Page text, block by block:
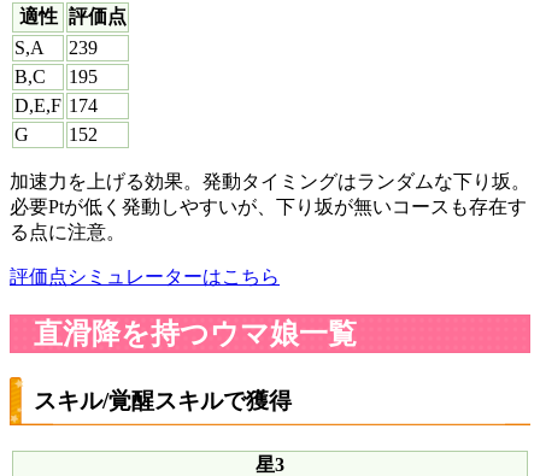
適性 評価点
S,A
239
B,C
195
D,E,F 174
G
152
加速力を上げる効果。発動タイミングはランダムな下り坂。
必要Ptが低く発動しやすいが、下り坂が無いコースも存在す
る点に注意。
評価点シミュレーターはこちら
直滑降を持つウマ娘一覧
スキル/覚醒スキルで獲得
星3